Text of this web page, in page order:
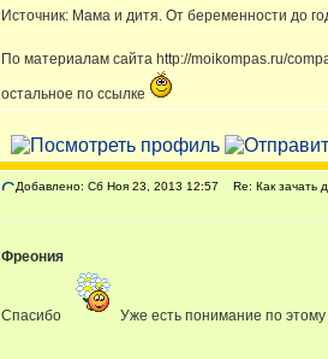
Источник: Мама и дитя. От беременности до
По материалам сайта http://moikompas.ru/
остальное по ссылке
Добавлено: Сб Ноя 23, 2013 12:57 Re: Как зачать
Фреония
Спасибо Уже есть понимание по